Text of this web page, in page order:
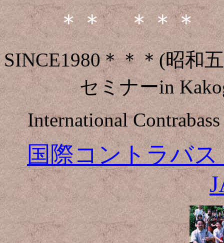
＊＊ ＊＊＊
SINCE1980＊＊＊(昭和
セミナーin
International
国際コントラバス